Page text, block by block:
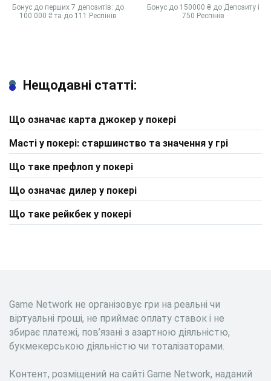
Бонус до перших 7 депозитів: до
100 000 ₴ та до 111 Респінів
Бонус до 150000 ₴ до Депозиту і
750 Респінів
Нещодавні статті:
Що означає карта джокер у покері
Масті у покері: старшинство та значення у грі
Що таке префлоп у покері
Що означає дилер у покері
Що таке рейкбек у покері
Game Network не організовує гри на реальні чи
віртуальні гроші, не приймає оплату ставок і не
збирає платежі, пов’язані з азартною діяльністю,
букмекерською діяльністю чи тоталізаторами.
Контент, розміщений на сайті Game Network, наданий